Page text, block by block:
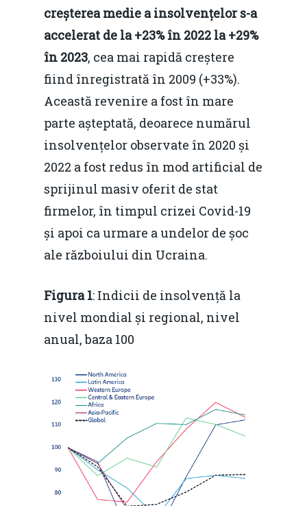
creșterea medie a insolvențelor s-a
accelerat de la +23% în 2022 la +29%
în 2023, cea mai rapidă creștere
fiind înregistrată în 2009 (+33%).
Această revenire a fost în mare
parte așteptată, deoarece numărul
insolvențelor observate în 2020 și
2022 a fost redus în mod artificial de
sprijinul masiv oferit de stat
firmelor, în timpul crizei Covid-19
și apoi ca urmare a undelor de șoc
ale războiului din Ucraina.
Figura 1: Indicii de insolvență la
nivel mondial și regional, nivel
anual, baza 100